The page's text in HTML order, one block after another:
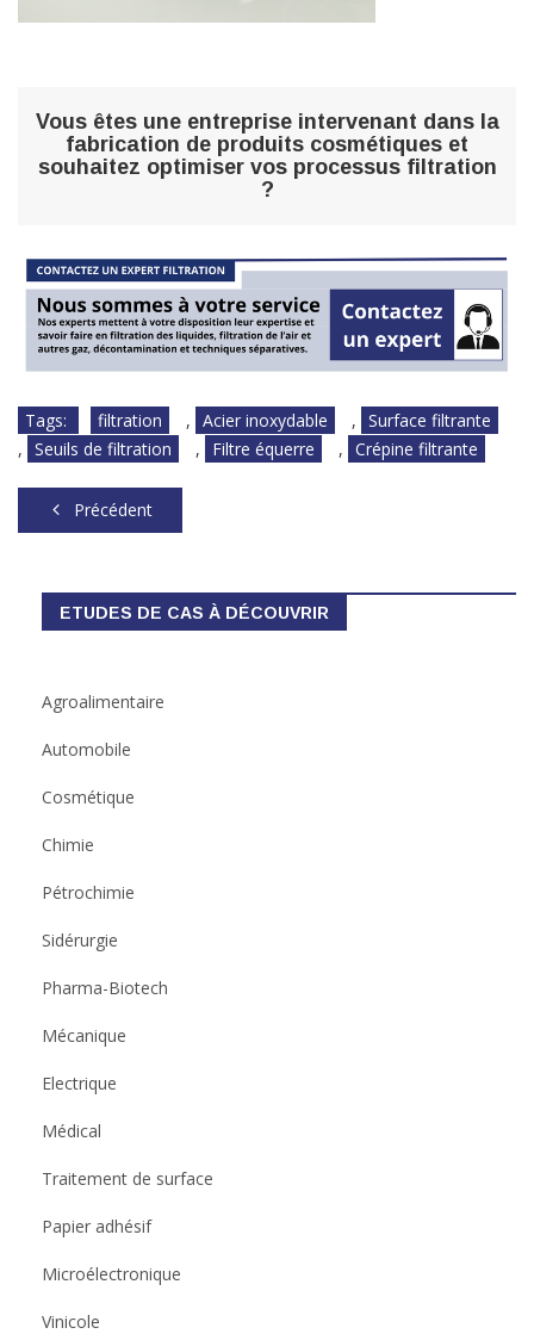
Vous êtes une entreprise intervenant dans la
fabrication de produits cosmétiques et
souhaitez optimiser vos processus filtration
?
Tags: filtration , Acier inoxydable , Surface filtrante
, Seuils de filtration , Filtre équerre , Crépine filtrante
Précédent
ETUDES DE CAS À DÉCOUVRIR
Agroalimentaire
Automobile
Cosmétique
Chimie
Pétrochimie
Sidérurgie
Pharma-Biotech
Mécanique
Electrique
Médical
Traitement de surface
Papier adhésif
Microélectronique
Vinicole